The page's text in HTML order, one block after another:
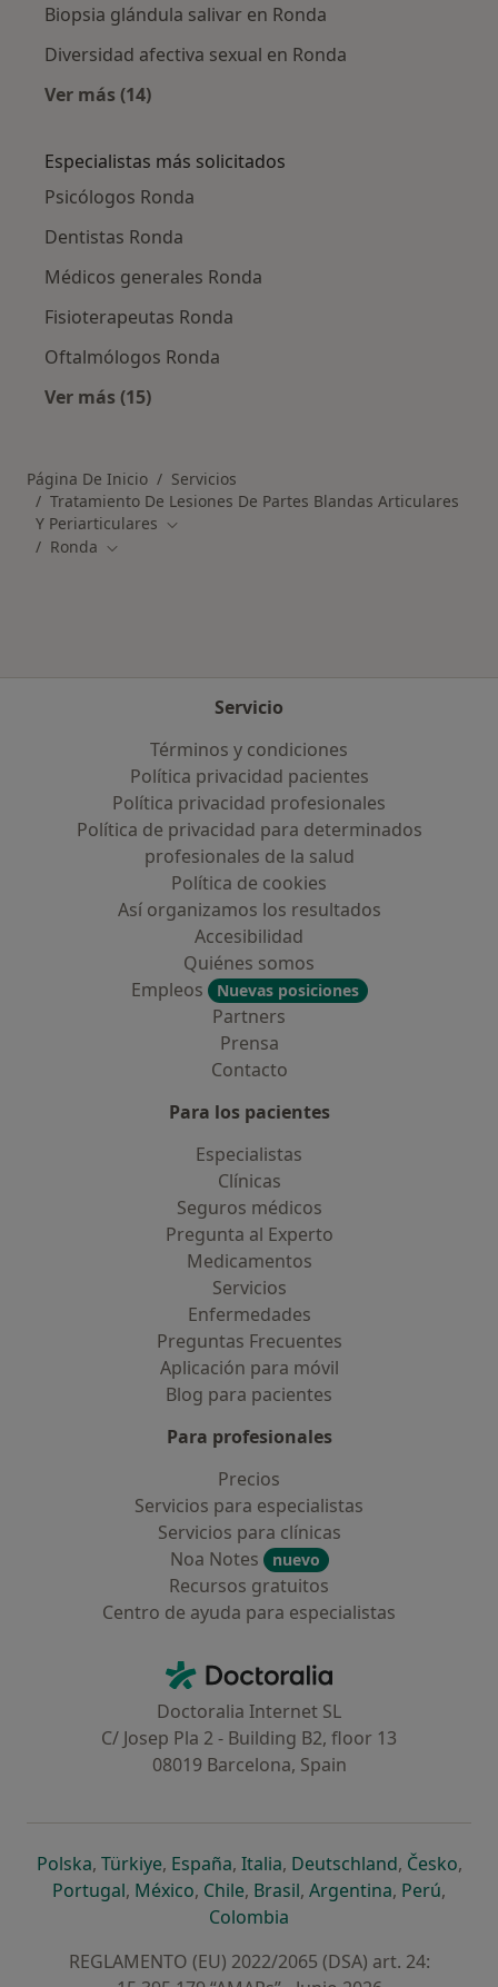
Biopsia glándula salivar en Ronda
Diversidad afectiva sexual en Ronda
Ver más (14)
Especialistas más solicitados
Psicólogos Ronda
Dentistas Ronda
Médicos generales Ronda
Fisioterapeutas Ronda
Oftalmólogos Ronda
Ver más (15)
Página De Inicio
Servicios
Tratamiento De Lesiones De Partes Blandas Articulares
Y Periarticulares Cambiar de ciudad
Ronda Cambiar de ciudad
Servicio
Términos y condiciones
Política privacidad pacientes
Política privacidad profesionales
Política de privacidad para determinados
profesionales de la salud
Política de cookies
Así organizamos los resultados
Accesibilidad
Quiénes somos
Empleos
Nuevas posiciones
Partners
Prensa
Contacto
Para los pacientes
Especialistas
Clínicas
Seguros médicos
Pregunta al Experto
Medicamentos
Servicios
Enfermedades
Preguntas Frecuentes
Aplicación para móvil
Blog para pacientes
Para profesionales
Precios
Servicios para especialistas
Servicios para clínicas
Noa Notes
nuevo
Recursos gratuitos
Centro de ayuda para especialistas
Doctoralia - Página de inicio
Doctoralia Internet SL
C/ Josep Pla 2 - Building B2, floor 13
08019 Barcelona, Spain
Polskase abre en una nueva pestaña
, Türkiyese abre en una nueva pestaña
, Españase abre en una nueva pestaña
, Italiase abre en una nueva
, Deutschlandse abre en
, Českose
,
Portugalse abre en una nueva pestaña
, Méxicose abre en una nueva pestaña
, Chilese abre en una nueva pestaña
, Brasilse abre en una nueva
, Argentinase abre en
, Perúse
,
Colombia
REGLAMENTO (EU) 2022/2065 (DSA) art. 24: